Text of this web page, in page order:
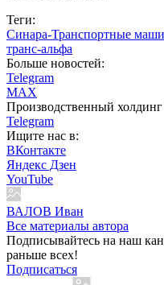
Теги:
Синара-Транспортные
транс-альфа
Больше новостей:
Telegram
MAX
Производственный
Telegram
Ищите нас в:
ВКонтакте
Яндекс Дзен
YouTube
ВАЛОВ Иван
Все материалы автора
Подписывайтесь на наш
раньше всех!
Подписаться